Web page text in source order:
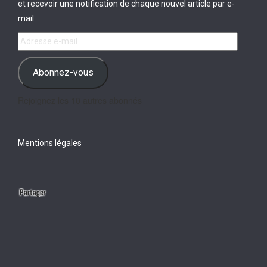
et recevoir une notification de chaque nouvel article par e-
mail.
Adresse
e-
mail Abonnez-vous
Mentions légales